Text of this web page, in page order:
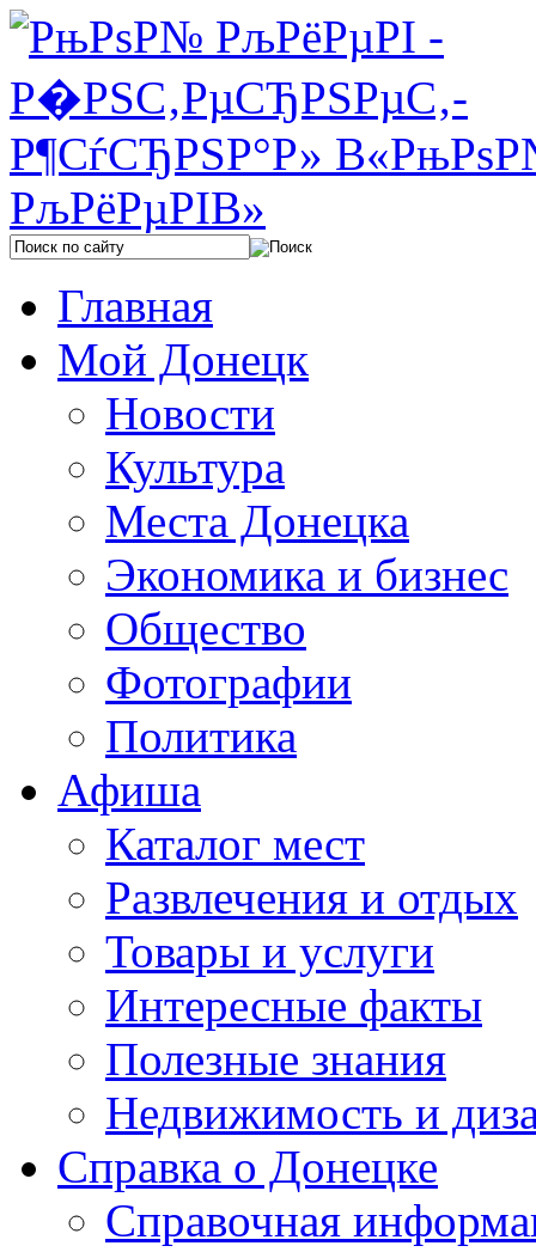
Главная
Мой Донецк
Новости
Культура
Места Донецка
Экономика и бизнес
Общество
Фотографии
Политика
Афиша
Каталог мест
Развлечения и отдых
Товары и услуги
Интересные факты
Полезные знания
Недвижимость и
Справка о Донецке
Справочная